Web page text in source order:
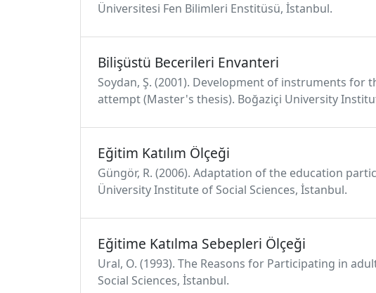
Üniversitesi Fen Bilimleri Enstitüsü, İstanbul.
Bilişüstü Becerileri Envanteri
Soydan, Ş. (2001). Development of instruments
attempt (Master's thesis). Boğaziçi University
Eğitim Katılım Ölçeği
Güngör, R. (2006). Adaptation of the education
Üniversity Institute of Social Sciences, İstanbul.
Eğitime Katılma Sebepleri Ölçeği
Ural, O. (1993). The Reasons for Participating in
Social Sciences, İstanbul.